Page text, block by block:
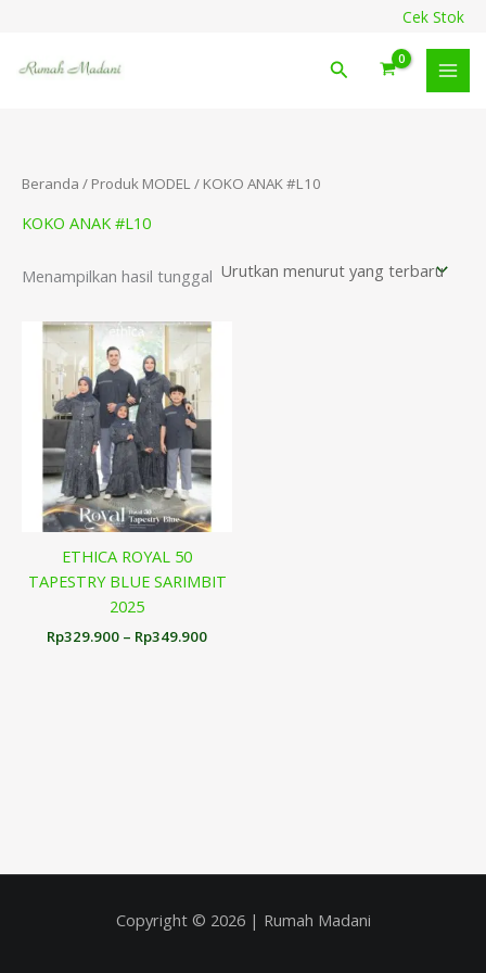
konten
Cek Stok
Cari
Beranda / Produk MODEL / KOKO ANAK #L10
KOKO ANAK #L10
Menampilkan hasil tunggal
ETHICA ROYAL 50
TAPESTRY BLUE SARIMBIT
2025
Rp329.900 – Rp349.900
Rentang
Copyright © 2026 | Rumah Madani